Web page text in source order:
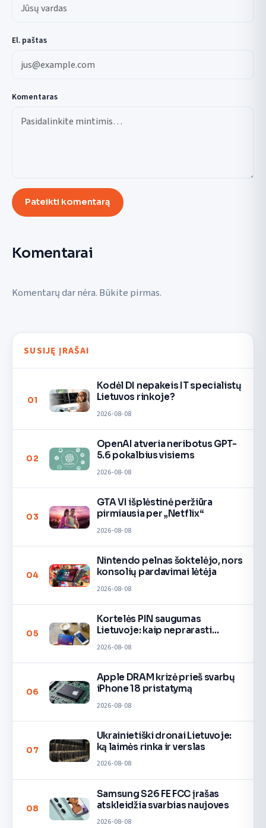
El. paštas
Komentaras
Pateikti komentarą
Komentarai
Komentarų dar nėra. Būkite pirmas.
SUSIJĘ ĮRAŠAI
01
Kodėl DI nepakeis IT specialistų
Lietuvos rinkoje?
2026-08-08
02
OpenAI atveria neribotus GPT-
5.6 pokalbius visiems
2026-08-08
03
GTA VI išplėstinė peržiūra
pirmiausia per „Netflix“
2026-08-08
04
Nintendo pelnas šoktelėjo, nors
konsolių pardavimai lėtėja
2026-08-08
05
Kortelės PIN saugumas
Lietuvoje: kaip neprarasti
2026-08-08
06
Apple DRAM krizė prieš svarbų
iPhone 18 pristatymą
2026-08-08
07
Ukrainietiški dronai Lietuvoje:
ką laimės rinka ir verslas
2026-08-08
08
Samsung S26 FE FCC įrašas
atskleidžia svarbias naujoves
2026-08-08